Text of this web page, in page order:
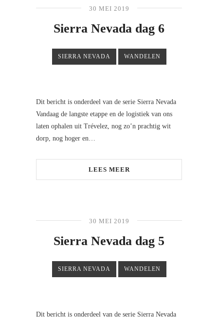
30 MEI 2019
Sierra Nevada dag 6
SIERRA NEVADA WANDELEN
Dit bericht is onderdeel van de serie Sierra Nevada
Vandaag de langste etappe en de logistiek van ons
laten ophalen uit Trévelez, nog zo’n prachtig wit
dorp, nog hoger en…
LEES MEER
30 MEI 2019
Sierra Nevada dag 5
SIERRA NEVADA WANDELEN
Dit bericht is onderdeel van de serie Sierra Nevada